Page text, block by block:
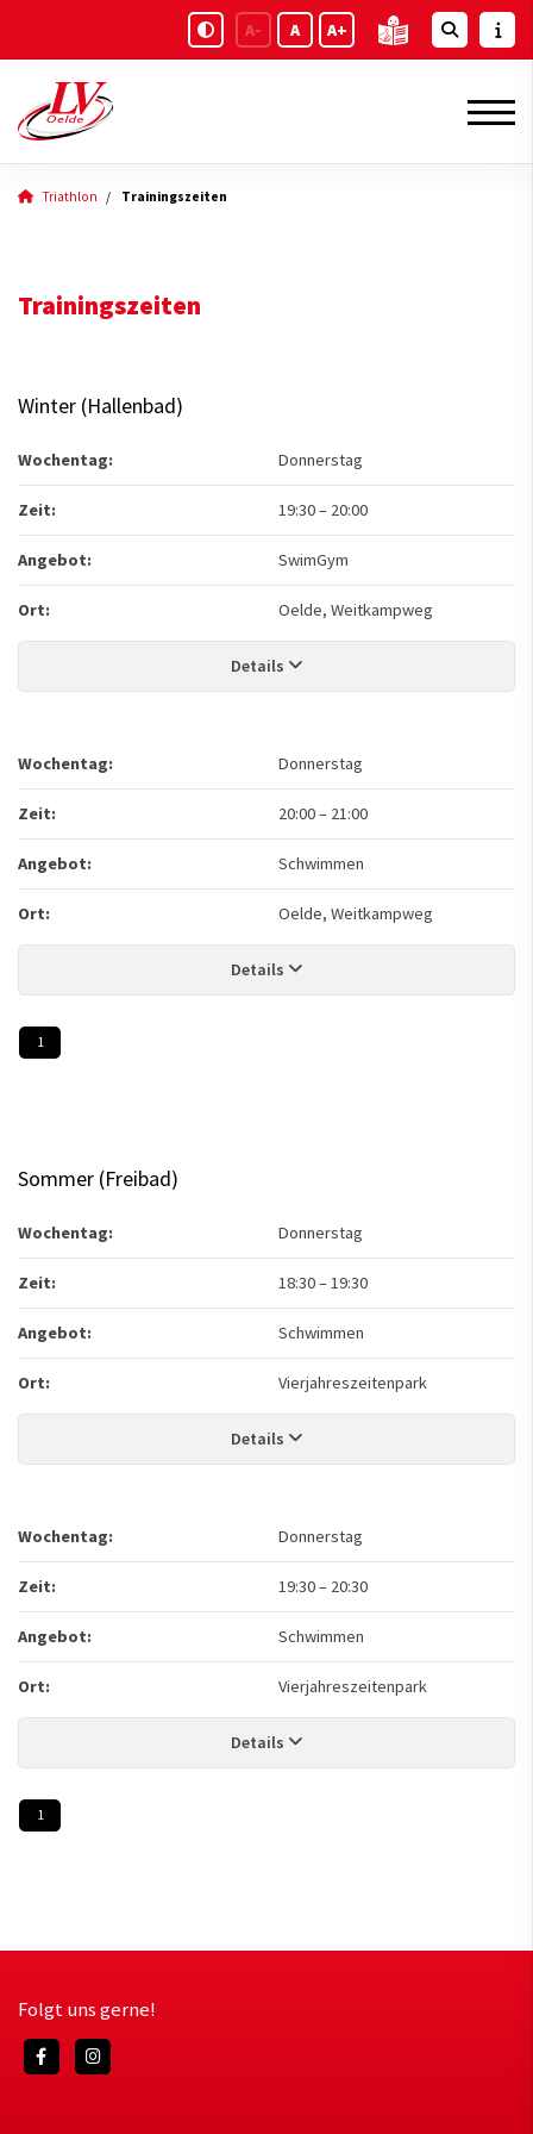
A- A A+
Triathlon Trainingszeiten
Trainingszeiten
Winter (Hallenbad)
Wochentag: Donnerstag
Zeit: 19:30– 20:00
Angebot: SwimGym
Ort: Oelde, Weitkampweg
Details
Wochentag: Donnerstag
Zeit: 20:00– 21:00
Angebot: Schwimmen
Ort: Oelde, Weitkampweg
Details
1
Sommer (Freibad)
Wochentag: Donnerstag
Zeit: 18:30–19:30
Angebot: Schwimmen
Ort: Vierjahreszeitenpark
Details
Wochentag: Donnerstag
Zeit: 19:30– 20:30
Angebot: Schwimmen
Ort: Vierjahreszeitenpark
Details
1
Folgt uns gerne!